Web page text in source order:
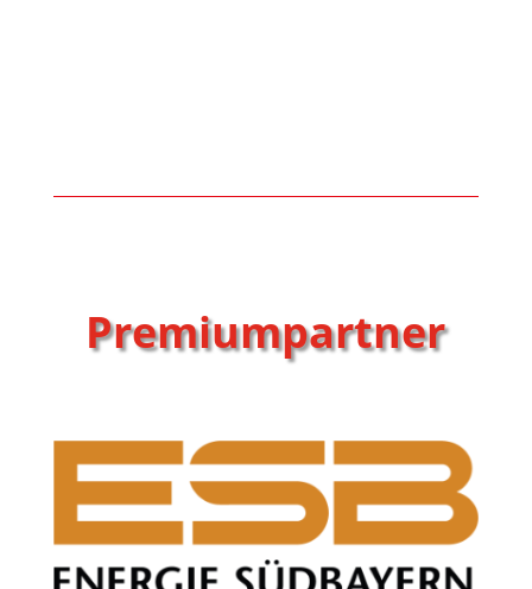
Premiumpartner